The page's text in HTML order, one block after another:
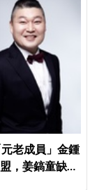
老成員」金鍾
，姜鎬童缺席